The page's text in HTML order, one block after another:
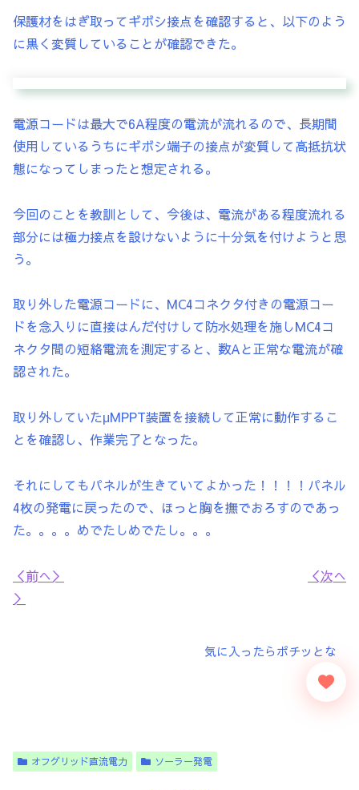
保護材をはぎ取ってギボシ接点を確認すると、以下のよう
に黒く変質していることが確認できた。
電源コードは最大で6A程度の電流が流れるので、長期間
使用しているうちにギボシ端子の接点が変質して高抵抗状
態になってしまったと想定される。
今回のことを教訓として、今後は、電流がある程度流れる
部分には極力接点を設けないように十分気を付けようと思
う。
取り外した電源コードに、MC4コネクタ付きの電源コー
ドを念入りに直接はんだ付けして防水処理を施しMC4コ
ネクタ間の短絡電流を測定すると、数Aと正常な電流が確
認された。
取り外していたμMPPT装置を接続して正常に動作するこ
とを確認し、作業完了となった。
それにしてもパネルが生きていてよかった！！！！パネル
4枚の発電に戻ったので、ほっと胸を撫でおろすのであっ
た。。。。めでたしめでたし。。。
＜前へ＞
＜次へ
＞
オフグリッド直流電力 ソーラー発電